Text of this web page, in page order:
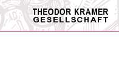
Theodor
Kramer